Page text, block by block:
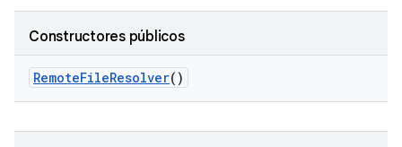
Constructores públicos
RemoteFileResolver()